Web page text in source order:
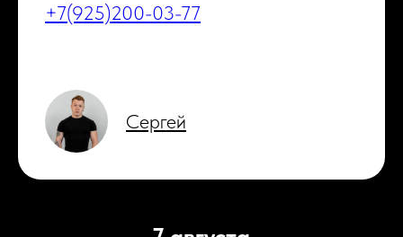
+7(925)200-03-77
Сергей